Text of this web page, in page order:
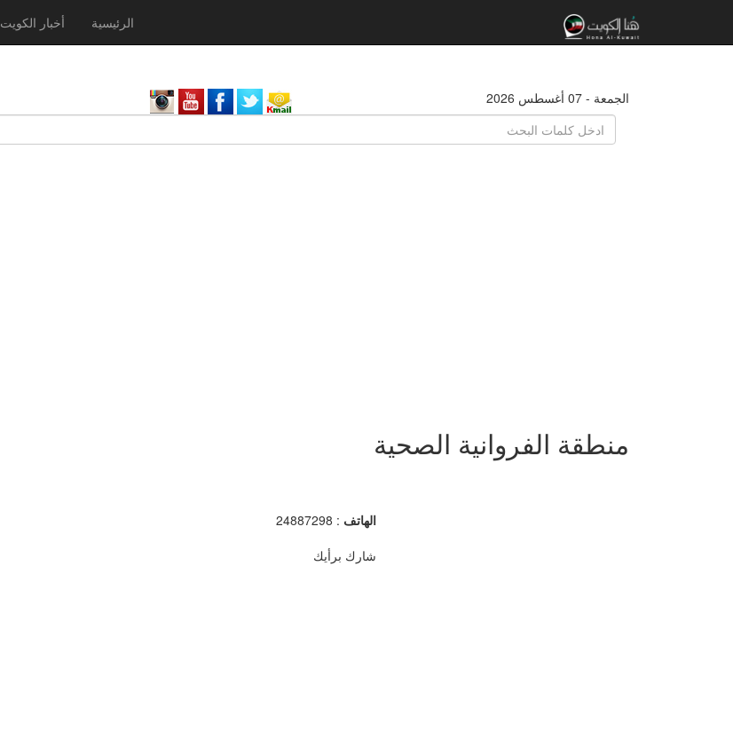
الرئيسية أخبار الكويت
الجمعة - 07 أغسطس 2026
منطقة الفروانية الصحية
الهاتف : 24887298
شارك برأيك